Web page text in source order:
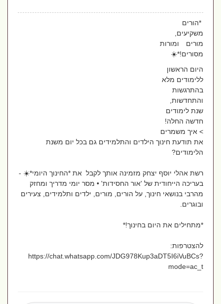
*הורים
משקיעים,
מורים ומורות
מסורים!*☀️
היום הראשון
ללימודים מלא
בהתרגשות
והתחדשות,
שנת לימודים
חדשה החלה!
> איך משמרים
את תודעת חינוך הילדים והתלמידים גם בכל יום משנת
הלימודים?
רשת אהלי יוסף יצחק מזמינה אותך לקבל את *החינוך היומי*☀️ -
בעריכה הייחודית של 'אור החסידות' • מסר יומי מדריך ומחזק
מהרבי בנושאי חינוך, על הורים, מורים, ילדים ותלמידים, צעירים
ובוגרים.
*מתחילים את היום בחינוך!*
להצטרפות:
https://chat.whatsapp.com/JDG978Kup3aDT5I6iVuBCs?
mode=ac_t